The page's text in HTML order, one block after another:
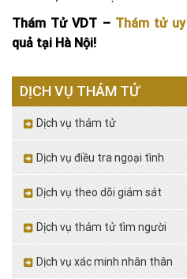
Thám Tử VDT – Thám tử
quả tại Hà Nội!
DỊCH VỤ THÁM TỬ
Dịch vụ thám tử
Dịch vụ điều tra ngoại tình
Dịch vụ theo dõi giám sát
Dịch vụ thám tử tìm người
Dịch vụ xác minh nhân thân